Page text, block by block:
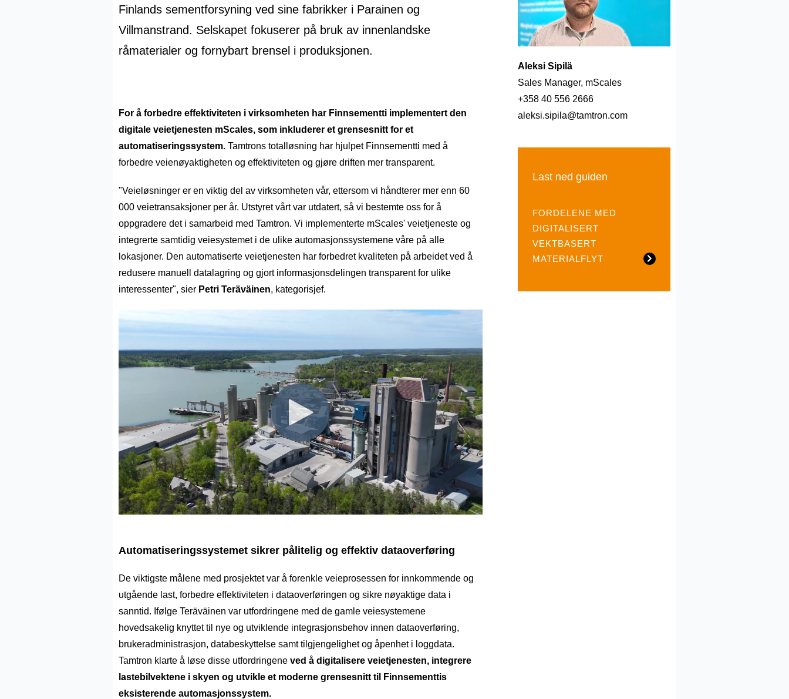
Finlands sementforsyning ved sine fabrikker i Parainen og
Villmanstrand. Selskapet fokuserer på bruk av innenlandske
råmaterialer og fornybart brensel i produksjonen.
For å forbedre effektiviteten i virksomheten har Finnsementti implementert den
digitale veietjenesten mScales, som inkluderer et grensesnitt for et
automatiseringssystem. Tamtrons totalløsning har hjulpet Finnsementti med å
forbedre veienøyaktigheten og effektiviteten og gjøre driften mer transparent.
"Veieløsninger er en viktig del av virksomheten vår, ettersom vi håndterer mer enn 60
000 veietransaksjoner per år. Utstyret vårt var utdatert, så vi bestemte oss for å
oppgradere det i samarbeid med Tamtron. Vi implementerte mScales' veietjeneste og
integrerte samtidig veiesystemet i de ulike automasjonssystemene våre på alle
lokasjoner. Den automatiserte veietjenesten har forbedret kvaliteten på arbeidet ved å
redusere manuell datalagring og gjort informasjonsdelingen transparent for ulike
interessenter", sier Petri Teräväinen, kategorisjef.
Automatiseringssystemet sikrer pålitelig og effektiv dataoverføring
De viktigste målene med prosjektet var å forenkle veieprosessen for innkommende og
utgående last, forbedre effektiviteten i dataoverføringen og sikre nøyaktige data i
sanntid. Ifølge Teräväinen var utfordringene med de gamle veiesystemene
hovedsakelig knyttet til nye og utviklende integrasjonsbehov innen dataoverføring,
brukeradministrasjon, databeskyttelse samt tilgjengelighet og åpenhet i loggdata.
Tamtron klarte å løse disse utfordringene ved å digitalisere veietjenesten, integrere
lastebilvektene i skyen og utvikle et moderne grensesnitt til Finnsementtis
eksisterende automasjonssystem.
Aleksi Sipilä
Sales Manager, mScales
+358 40 556 2666
aleksi.sipila@tamtron.com
Last ned guiden
FORDELENE MED
DIGITALISERT
VEKTBASERT
MATERIALFLYT